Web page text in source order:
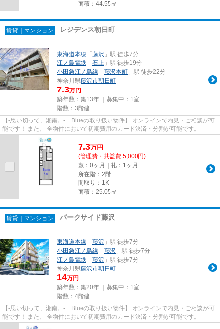
面積：44.55㎡
賃貸｜マンション レジデンス朝日町
東海道本線 「 藤沢 」駅 徒歩7分
江ノ島電鉄 「 石上 」駅 徒歩19分
小田急江ノ島線 「 藤沢本町 」駅 徒歩22分
神奈川県藤沢市朝日町
7.3万円
築年数：築13年 ｜募集中： 1室
階数：3階建
【-思い切って、湘南。- Blueの取り扱い物件】 オンラインで内見・ご相談が可
能です！ また、 全物件において初期費用のカード決済・分割が可能です。
7.3万円
(管理費・共益費 5,000円)
敷：0ヶ月｜礼：1ヶ月
所在階：2階
間取り：1K
面積：25.05㎡
賃貸｜マンション パークサイド藤沢
東海道本線 「 藤沢 」駅 徒歩7分
小田急江ノ島線 「 藤沢 」駅 徒歩7分
江ノ島電鉄 「 藤沢 」駅 徒歩7分
神奈川県藤沢市朝日町
14万円
築年数：築20年 ｜募集中： 1室
階数：4階建
【-思い切って、湘南。- Blueの取り扱い物件】 オンラインで内見・ご相談が可
能です！ また、 全物件において初期費用のカード決済・分割が可能です。